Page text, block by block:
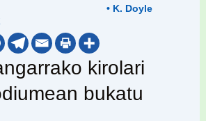
• K. Doyle
kirolari
bukatu